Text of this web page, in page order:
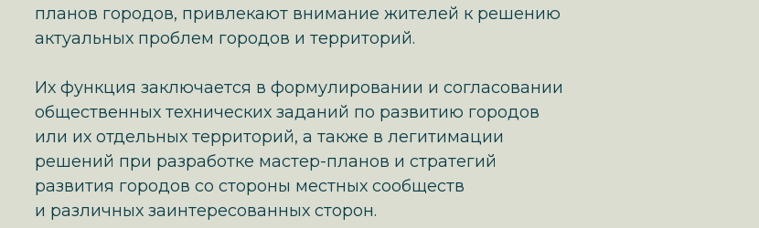
планов городов, привлекают внимание жителей к решению
актуальных проблем городов и территорий.
Их функция заключается в формулировании и согласовании
общественных технических заданий по развитию городов
или их отдельных территорий, а также в легитимации
решений при разработке мастер-планов и стратегий
развития городов со стороны местных сообществ
и различных заинтересованных сторон.